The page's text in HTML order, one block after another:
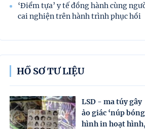
‘Điểm tựa’ y tế đồng hành cùng
cai nghiện trên hành trình phục hồi
HỒ SƠ TƯ LIỆU
LSD - ma túy gây
ảo giác ‘núp
hình in hoạt hình,